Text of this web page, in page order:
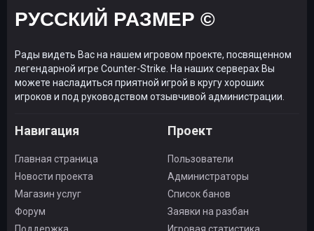
РУССКИЙ РАЗМЕР ©
Рады видеть Вас на нашем игровом проекте, посвященном
легендарной игре Counter-Strike. На наших серверах Вы
можете насладиться приятной игрой в кругу хороших
игроков и под руководством отзывчивой администрации.
Навигация
Главная страница
Новости проекта
Магазин услуг
Форум
Проект
Пользователи
Администраторы
Список банов
Заявки на разбан